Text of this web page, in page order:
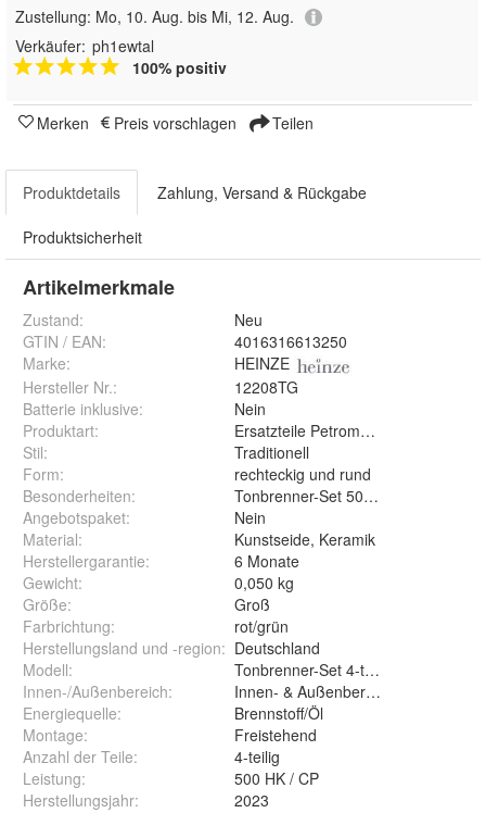
Zustellung: Mo, 10. Aug. bis Mi, 12. Aug.
Verkäufer: ph1ewtal
100% positiv
Merken Preis vorschlagen Teilen
Produktdetails Zahlung, Versand & Rückgabe
Produktsicherheit
Artikelmerkmale
Zustand:
Neu
GTIN / EAN:
4016316613250
Marke:
HEINZE
Hersteller Nr.:
12208TG
Batterie inklusive:
Nein
Produktart:
Ersatzteile Petromax Lampen
Stil:
Traditionell
Form:
rechteckig und rund
Besonderheiten:
Tonbrenner-Set 500 HK
Angebotspaket:
Nein
Material:
Kunstseide, Keramik
Herstellergarantie:
6 Monate
Gewicht:
0,050 kg
Größe:
Groß
Farbrichtung:
rot/grün
Herstellungsland und -region: Deutschland
Modell:
Tonbrenner-Set 4-teilig 500 HK
Innen-/Außenbereich:
Innen- & Außenbereich
Energiequelle:
Brennstoff/Öl
Montage:
Freistehend
Anzahl der Teile:
4-teilig
Leistung:
500 HK / CP
Herstellungsjahr: 2023